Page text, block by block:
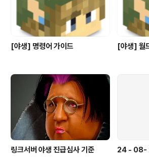
[야생] 명령어 가이드 [야생] 월
링크서버 야생 진급심사 기준 24 - 08-